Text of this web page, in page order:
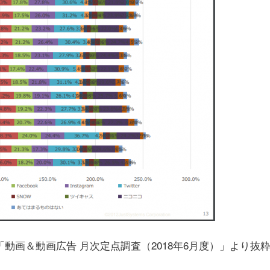
動画＆動画広告 月次定点調査（2018年6月度）」より抜粋